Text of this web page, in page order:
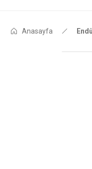
Anasayfa